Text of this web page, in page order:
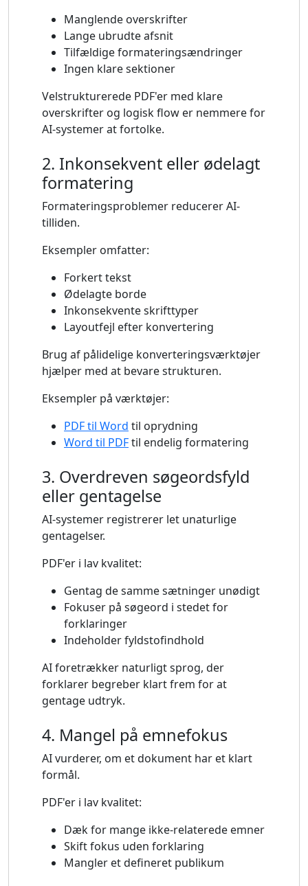
Manglende overskrifter
Lange ubrudte afsnit
Tilfældige formateringsændringer
Ingen klare sektioner
Velstrukturerede PDF'er med klare
overskrifter og logisk flow er nemmere for
AI-systemer at fortolke.
2. Inkonsekvent eller ødelagt
formatering
Formateringsproblemer reducerer AI-
tilliden.
Eksempler omfatter:
Forkert tekst
Ødelagte borde
Inkonsekvente skrifttyper
Layoutfejl efter konvertering
Brug af pålidelige konverteringsværktøjer
hjælper med at bevare strukturen.
Eksempler på værktøjer:
PDF til Word til oprydning
Word til PDFtil endelig formatering
3. Overdreven søgeordsfyld
eller gentagelse
AI-systemer registrerer let unaturlige
gentagelser.
PDF'er i lav kvalitet:
Gentag de samme sætninger unødigt
Fokuser på søgeord i stedet for
forklaringer
Indeholder fyldstofindhold
AI foretrækker naturligt sprog, der
forklarer begreber klart frem for at
gentage udtryk.
4. Mangel på emnefokus
AI vurderer, om et dokument har et klart
formål.
PDF'er i lav kvalitet:
Dæk for mange ikke-relaterede emner
Skift fokus uden forklaring
Mangler et defineret publikum